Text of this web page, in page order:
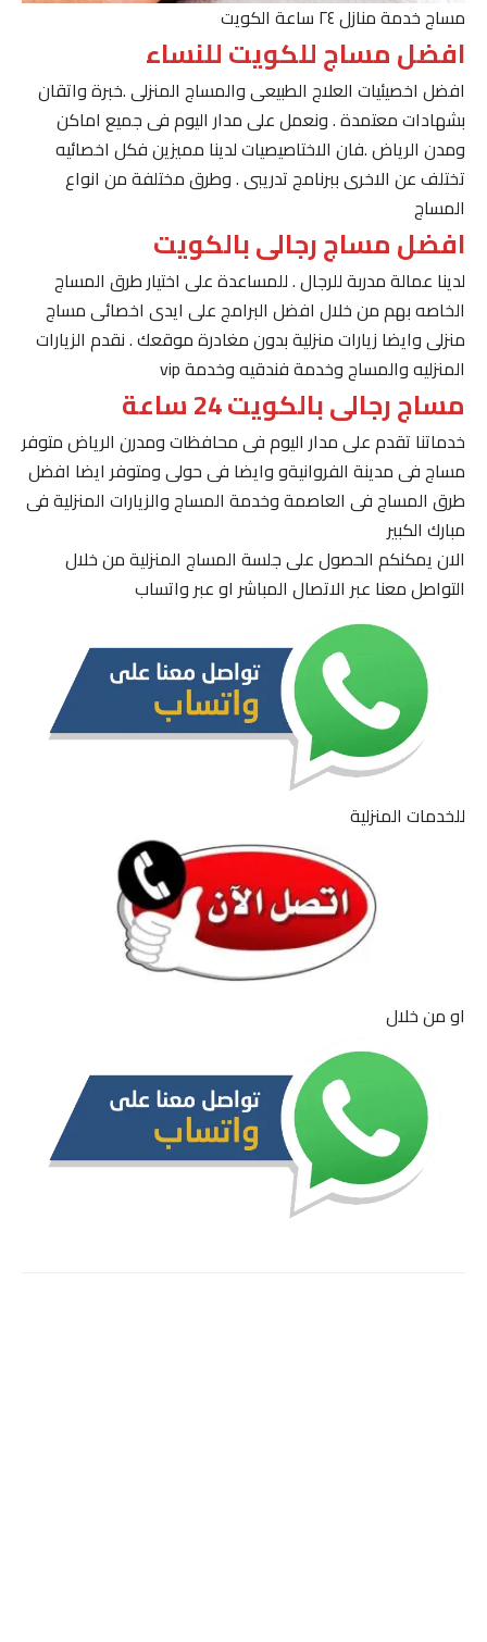
مساج خدمة منازل ٢٤ ساعة الكويت
افضل مساج للكويت للنساء
افضل اخصيئيات العلاج الطبيعى والمساج المنزلى .خبرة واتقان
بشهادات معتمدة . ونعمل على مدار اليوم فى جميع اماكن
ومدن الرياض .فان الاختاصيصيات لدينا مميزين فكل اخصائيه
تختلف عن الاخرى ببرنامج تدريبى . وطرق مختلفة من انواع
المساج
افضل مساج رجالى بالكويت
لدينا عمالة مدربة للرجال . للمساعدة على اختيار طرق المساج
الخاصه بهم من خلال افضل البرامج على ايدى اخصائى مساج
منزلى وايضا زيارات منزلية بدون مغادرة موقعك . نقدم الزيارات
المنزليه والمساج وخدمة فندقيه وخدمة vip
مساج رجالى بالكويت 24 ساعة
خدماتنا تقدم على مدار اليوم فى محافظات ومدرن الرياض متوفر
مساج فى مدينة الفروانيةو وايضا فى حولى ومتوفر ايضا افضل
طرق المساج فى العاصمة وخدمة المساج والزيارات المنزلية فى
مبارك الكبير
الان يمكنكم الحصول على جلسة المساج المنزلية من خلال
التواصل معنا عبر الاتصال المباشر او عبر واتساب
للخدمات المنزلية
او من خلال